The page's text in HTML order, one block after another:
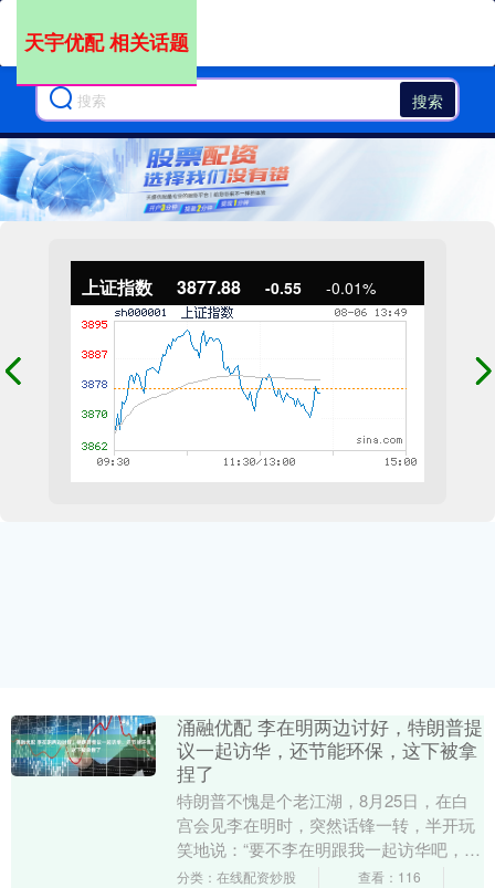
搜索
上证指数 3877.88 -0.55 -0.01%
天宇优配 相关话题
涌融优配 李在明两边讨好，特朗普提
议一起访华，还节能环保，这下被拿
捏了
特朗普不愧是个老江湖，8月25日，在白
宫会见李在明时，突然话锋一转，半开玩
笑地说：“要不李在明跟我一起访华吧，还
能节约能源、保护臭氧层呢！” 这话甩出
分类：在线配资炒股 查看：116